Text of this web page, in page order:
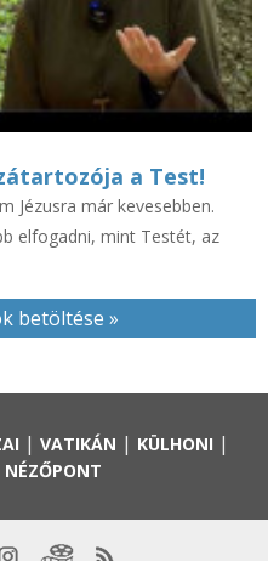
a Test!
Jézusra már kevesebben.
elfogadni, mint Testét, az
betöltése »
| VATIKÁN | KÜLHONI |
NÉZŐPONT